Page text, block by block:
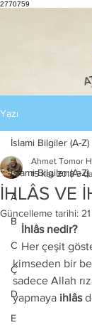
2770759
Yazı
İslami Bilgiler (A-Z)
A
B
C
Ç
D
E
İslami Bilgiler (A-Z)
İHLÂS VE
Ahmet Tomor
15 Kas 2018 3
Güncelleme tarihi:
   İhlâs nedir?
   Her çeşit gösterişten kaçınarak ve hiç
kimseden bir
sadece Allah
yapmaya ihlâs